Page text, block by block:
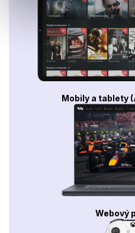
Mobily a tablety
Webový